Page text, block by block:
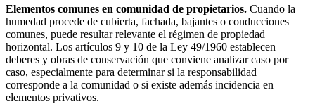
Elementos comunes en comunidad de propietarios. Cuando la
humedad procede de cubierta, fachada, bajantes o conducciones
comunes, puede resultar relevante el régimen de propiedad
horizontal. Los artículos 9 y 10 de la Ley 49/1960 establecen
deberes y obras de conservación que conviene analizar caso por
caso, especialmente para determinar si la responsabilidad
corresponde a la comunidad o si existe además incidencia en
elementos privativos.